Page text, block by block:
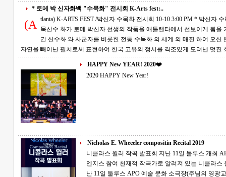
* 토메 박 신자화백 "수묵화" 전시회 K-Arts fest:..
(A
tlanta) K-ARTS FEST /박신자 수묵화 전시회 10-10 3:00 PM * 박신자 수묵화 전시회에 초대 합니다. 한국의 저명한 수
묵산수 화가 토메 박신자 선생의 작품을 애틀랜타에서 선보이게 됨을 기쁘게 생각합니다.
간 산수화 와 사군자를 비롯한 전통 수묵화 의 세계 의 매진 하여 오신 분으로써 그의 작품 세계는 한
자연을 빼어난 필치로써 표현하여 한국 고유의 정서를 격조있게 도려낸 멋진
HAPPY New YEAR! 2020❤️
2020 HAPPY New Year!
Nicholas E. Wheeeler compositin Recital 2019
니콜라스 윌러 작곡 발표회 지난 11일 둘루스 개최 APO 예술문화재단 주최...피아니스트 게리
멘지스 참여 천재적 작곡가로 알려져 있는 니콜라스 윌러(Nicholas Wheeler)의 작곡 발표회가 지
난 11일 둘루스 APO 예술 문화 소극장(주님의 영광교회)에서 개최됐